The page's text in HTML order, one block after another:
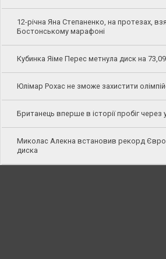
12-річна Яна Степаненко, на протезах,
Бостонському марафоні
Кубинка Яіме Перес метнула диск на
Юлімар Рохас не зможе захистити
Британець вперше в історії пробіг
Миколас Алекна встановив рекорд
диска